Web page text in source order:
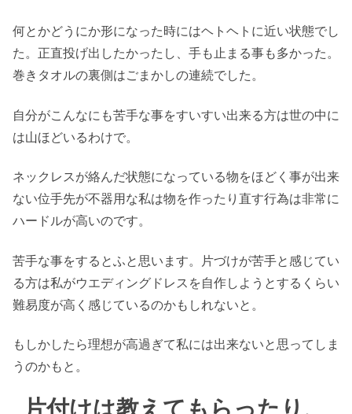
何とかどうにか形になった時にはヘトヘトに近い状態でし
た。正直投げ出したかったし、手も止まる事も多かった。
巻きタオルの裏側はごまかしの連続でした。
自分がこんなにも苦手な事をすいすい出来る方は世の中に
は山ほどいるわけで。
ネックレスが絡んだ状態になっている物をほどく事が出来
ない位手先が不器用な私は物を作ったり直す行為は非常に
ハードルが高いのです。
苦手な事をするとふと思います。片づけが苦手と感じてい
る方は私がウエディングドレスを自作しようとするくらい
難易度が高く感じているのかもしれないと。
もしかしたら理想が高過ぎて私には出来ないと思ってしま
うのかもと。
片付けは教えてもらったり、